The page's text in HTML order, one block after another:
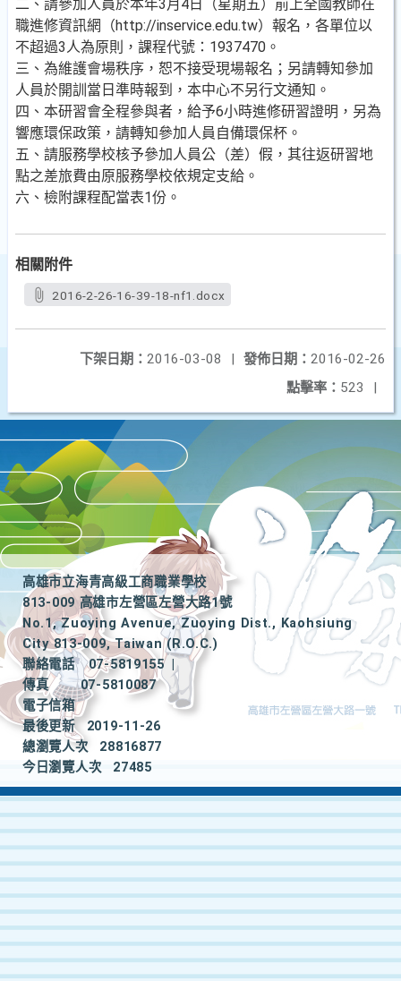
二、請參加人員於本年3月4日（星期五）前上全國教師在
職進修資訊網（http://inservice.edu.tw）報名，各單位以
不超過3人為原則，課程代號：1937470。
三、為維護會場秩序，恕不接受現場報名；另請轉知參加
人員於開訓當日準時報到，本中心不另行文通知。
四、本研習會全程參與者，給予6小時進修研習證明，另為
響應環保政策，請轉知參加人員自備環保杯。
五、請服務學校核予參加人員公（差）假，其往返研習地
點之差旅費由原服務學校依規定支給。
六、檢附課程配當表1份。
相關附件
2016-2-26-16-39-18-nf1.docx
發佈日期： 2016-02-26
下架日期： 2016-03-08
|
點擊率： 523 |
高雄市立海青高級工商職業學校
813-009 高雄市左營區左營大路1號
No.1, Zuoying Avenue, Zuoying Dist., Kaohsiung
City 813-009, Taiwan (R.O.C.)
聯絡電話
07-5819155
|
傳真
07-5810087
電子信箱
最後更新
2019-11-26
總瀏覽人次
28816877
今日瀏覽人次
27485